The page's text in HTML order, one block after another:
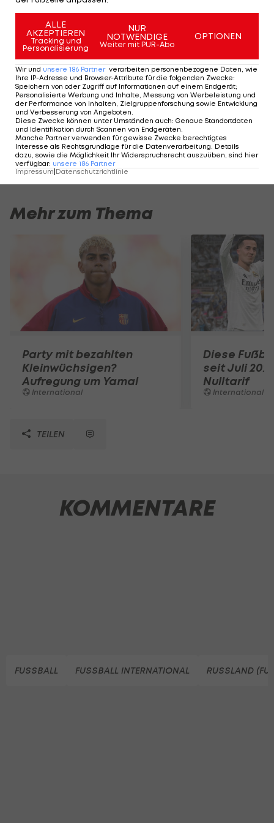
smash the trophy on accident
pic.twitter.com/wsjathGVDJ
— International Champions Cup
(@IntChampionsCup)
I schau a #LigaZWA - Die Highlightshow
(2. Runde)
I schau a LigaZWA
BW Linz on Fire:
Zwarakonferenz
Mehr zum Thema
Party mit bezahlten
Kleinwüchsigen?
Aufregung um Yamal
International
Diese
seit Juli
Nulltarif
International
TEILEN
KOMMENTARE
FUSSBALL FUSSBALL INTERNATIONAL RUSSLAND
ALLE
AKZEPTIEREN
Tracking und
Personalisierung
NUR
NOTWENDIGE
Weiter mit PUR-Abo
OPTIONEN
Wir und unsere 186 Partner verarbeiten personenbezogene Daten, wie
Ihre IP-Adresse und Browser-Attribute für die folgenden Zwecke:
Speichern von oder Zugriff auf Informationen auf einem Endgerät;
Personalisierte Werbung und Inhalte, Messung von Werbeleistung und
der Performance von Inhalten, Zielgruppenforschung sowie Entwicklung
und Verbesserung von Angeboten.
Diese Zwecke können unter Umständen auch: Genaue Standortdaten
und Identifikation durch Scannen von Endgeräten.
Manche Partner verwenden für gewisse Zwecke berechtigtes
Interesse als Rechtsgrundlage für die Datenverarbeitung. Details
dazu, sowie die Möglichkeit Ihr Widerspruchsrecht auszuüben, sind hier
verfügbar: unsere 186 Partner
Impressum Datenschutzrichtlinie